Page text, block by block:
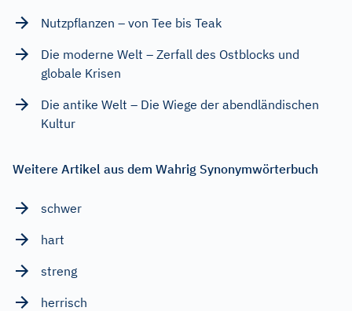
Nutzpflanzen – von Tee bis Teak
Die moderne Welt – Zerfall des Ostblocks und
globale Krisen
Die antike Welt – Die Wiege der abendländischen
Kultur
Weitere Artikel aus dem Wahrig Synonymwörterbuch
schwer
hart
streng
herrisch